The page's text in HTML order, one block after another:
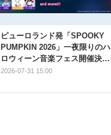
ピューロランド発「SPOOKY
PUMPKIN 2026」一夜限りのハ
ロウィーン音楽フェス開催決
定！
2026-07-31 15:00